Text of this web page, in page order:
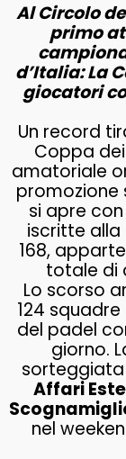
Al Circolo
primo
d’Italia: La
giocatori
Un record
Coppa
amatoriale
promozione
si apre
iscritte alla
168,
totale di
Lo scorso
124
del padel
giorno.
Affari
nel